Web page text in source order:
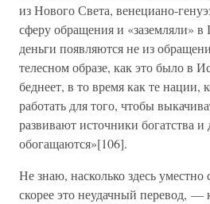
из Нового Света, венециано-
сферу обращения и «заземляли»
деньги появляются не из
телесном образе, как это было в
беднеет, в то время как те
работать для того, чтобы
развивают источники богатства и
обогащаются»[106].
Не знаю, насколько здесь
скорее это неудачный перевод,